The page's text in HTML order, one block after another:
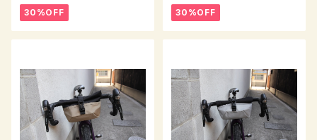
30%OFF 30%OFF